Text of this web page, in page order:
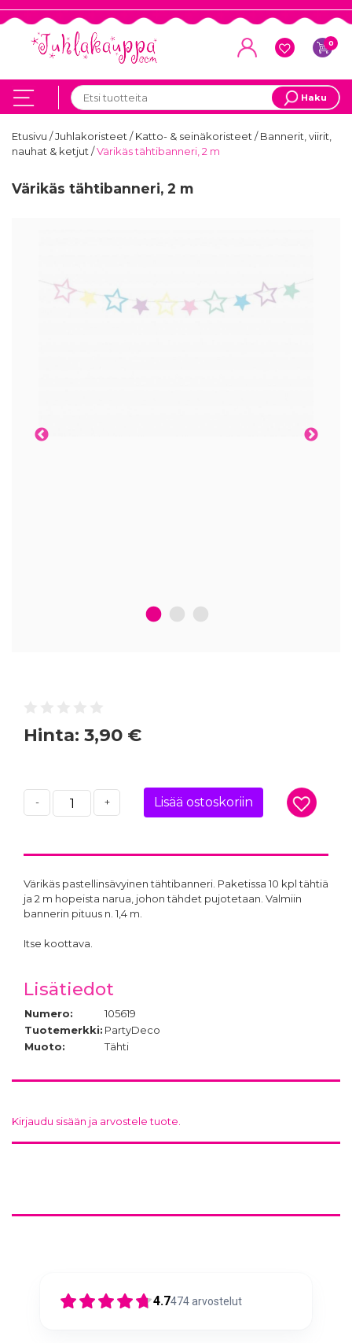
0
Haku
Etusivu /Juhlakoristeet/Katto- & seinäkoristeet/Bannerit, viirit,
nauhat & ketjut/Värikäs tähtibanneri, 2 m
Värikäs tähtibanneri, 2 m
1 2 3
Hinta: 3,90 €
- + Lisää ostoskoriin
Värikäs pastellinsävyinen tähtibanneri. Paketissa 10 kpl tähtiä
ja 2 m hopeista narua, johon tähdet pujotetaan. Valmiin
bannerin pituus n. 1,4 m.
Itse koottava.
Lisätiedot
Numero:
105619
Tuotemerkki: PartyDeco
Muoto:
Tähti
Kirjaudu sisään ja arvostele tuote.
4.7474arvostelut